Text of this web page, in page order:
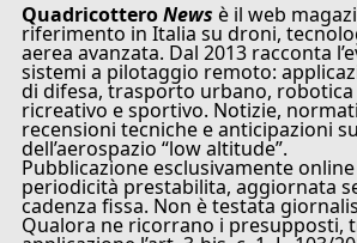
QuadricotteroNews è il web
riferimento in Italia su droni,
aerea avanzata. Dal 2013 racconta
sistemi a pilotaggio remoto:
di difesa, trasporto urbano, robotica
ricreativo e sportivo. Notizie,
recensioni tecniche e anticipazioni
dell’aerospazio “low altitude”.
Pubblicazione esclusivamente online
periodicità prestabilita, aggiornata
cadenza fissa. Non è testata
Qualora ne ricorrano i presupposti,